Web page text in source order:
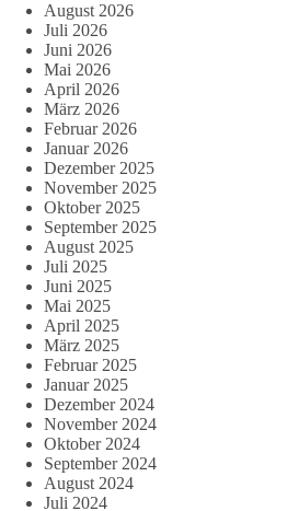
August 2026
Juli 2026
Juni 2026
Mai 2026
April 2026
März 2026
Februar 2026
Januar 2026
Dezember 2025
November 2025
Oktober 2025
September 2025
August 2025
Juli 2025
Juni 2025
Mai 2025
April 2025
März 2025
Februar 2025
Januar 2025
Dezember 2024
November 2024
Oktober 2024
September 2024
August 2024
Juli 2024